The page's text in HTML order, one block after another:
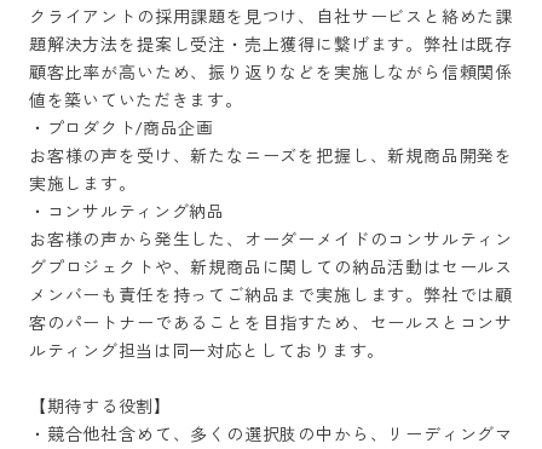
クライアントの採用課題を見つけ、自社サービスと絡めた課
題解決方法を提案し受注・売上獲得に繋げます。弊社は既存
顧客比率が高いため、振り返りなどを実施しながら信頼関係
値を築いていただきます。
・プロダクト/商品企画
お客様の声を受け、新たなニーズを把握し、新規商品開発を
実施します。
・コンサルティング納品
お客様の声から発生した、オーダーメイドのコンサルティン
グプロジェクトや、新規商品に関しての納品活動はセールス
メンバーも責任を持ってご納品まで実施します。弊社では顧
客のパートナーであることを目指すため、セールスとコンサ
ルティング担当は同一対応としております。
【期待する役割】
・競合他社含めて、多くの選択肢の中から、リーディングマ